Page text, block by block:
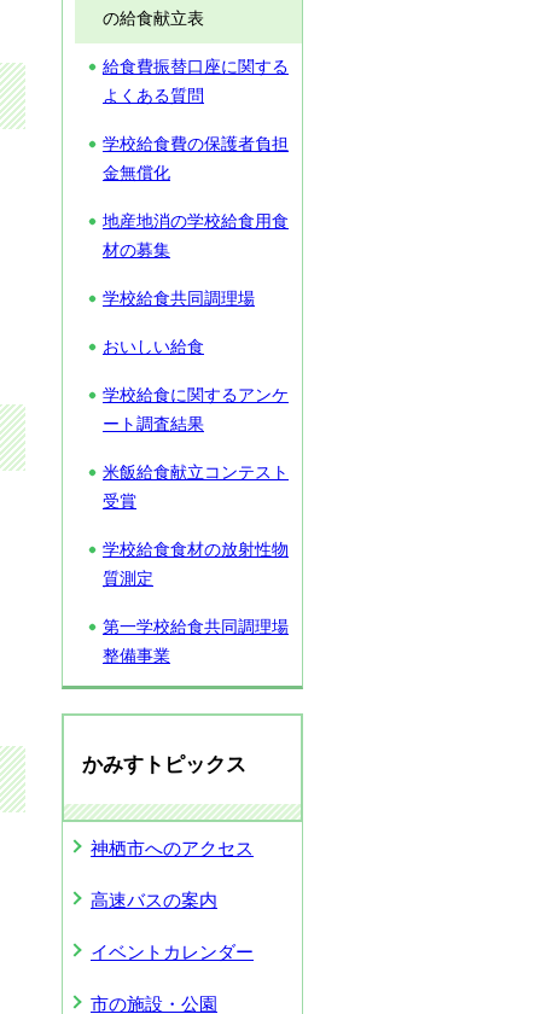
の給食献立表
給食費振替口座に関する
よくある質問
学校給食費の保護者負担
金無償化
地産地消の学校給食用食
材の募集
学校給食共同調理場
おいしい給食
学校給食に関するアンケ
ート調査結果
米飯給食献立コンテスト
受賞
学校給食食材の放射性物
質測定
第一学校給食共同調理場
整備事業
かみすトピックス
神栖市へのアクセス
高速バスの案内
イベントカレンダー
市の施設・公園